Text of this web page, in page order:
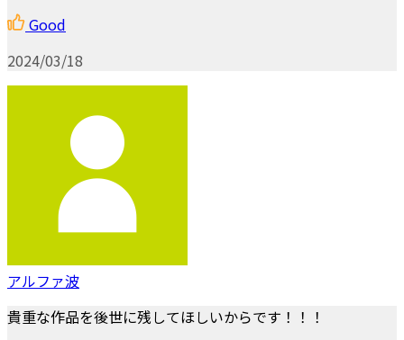
Good
2024/03/18
アルファ波
貴重な作品を後世に残してほしいからです！！！